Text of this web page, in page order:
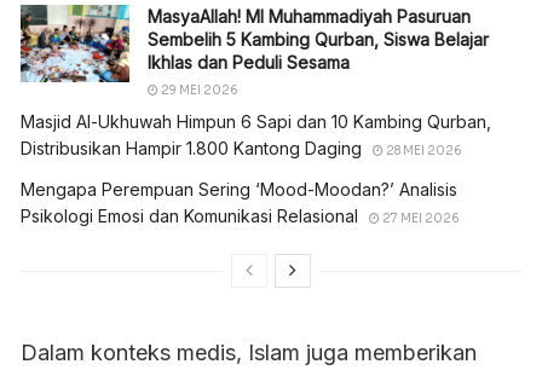
MasyaAllah! MI Muhammadiyah Pasuruan
Sembelih 5 Kambing Qurban, Siswa Belajar
Ikhlas dan Peduli Sesama
29 MEI 2026
Masjid Al-Ukhuwah Himpun 6 Sapi dan 10 Kambing Qurban,
Distribusikan Hampir 1.800 Kantong Daging
28 MEI 2026
Mengapa Perempuan Sering ‘Mood-Moodan?’ Analisis
Psikologi Emosi dan Komunikasi Relasional
27 MEI 2026
Dalam konteks medis, Islam juga memberikan